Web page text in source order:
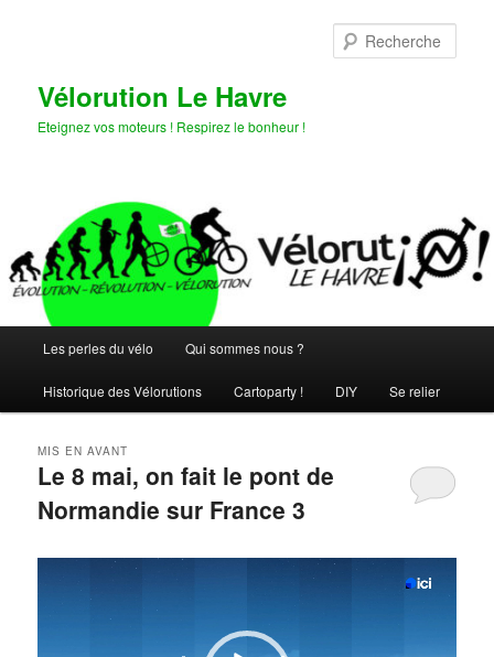
Vélorution Le Havre
Eteignez vos moteurs ! Respirez le bonheur !
principal
Les perles du vélo Qui sommes nous ?
Historique des Vélorutions Cartoparty ! DIY Se relier
Le 8 mai, on fait le pont de
Normandie sur France 3
MIS EN AVANT